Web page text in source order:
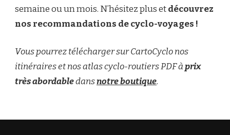
semaine ou un mois. N’hésitez plus etdécouvrez
nos recommandations de cyclo-voyages !
Vous pourrez télécharger sur CartoCyclo nos
itinéraires et nos atlas cyclo-routiers PDF àprix
très abordabledansnotre boutique.